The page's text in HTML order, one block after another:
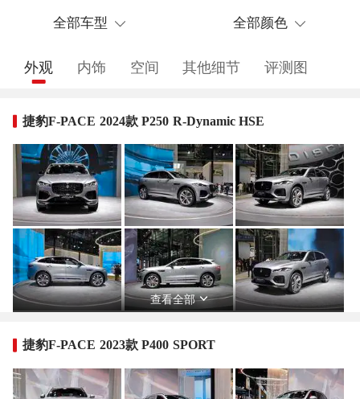
全部车型 全部颜色
外观 内饰 空间 其他细节 评测图
捷豹F-PACE 2024款 P250 R-Dynamic HSE
查看全部
捷豹F-PACE 2023款 P400 SPORT